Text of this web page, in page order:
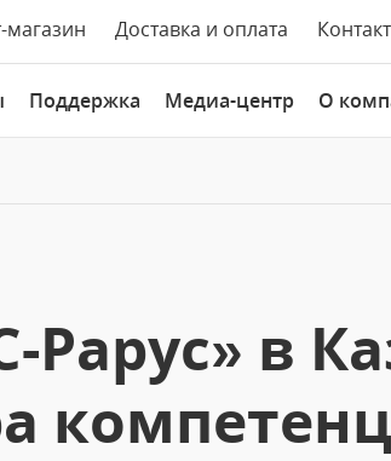
магазин Доставка и оплата
Поддержка Медиа-центр О
Рарус» в